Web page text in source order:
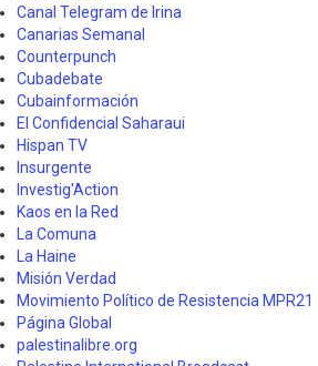
Canal Telegram de Irina
Canarias Semanal
Counterpunch
Cubadebate
Cubainformación
El Confidencial Saharaui
Hispan TV
Insurgente
Investig'Action
Kaos en la Red
La Comuna
La Haine
Misión Verdad
Movimiento Político de Resistencia MPR21
Página Global
palestinalibre.org